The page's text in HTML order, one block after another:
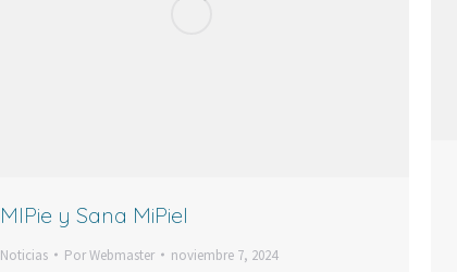
MIPie y Sana MiPiel
Noticias PorWebmaster noviembre 7, 2024